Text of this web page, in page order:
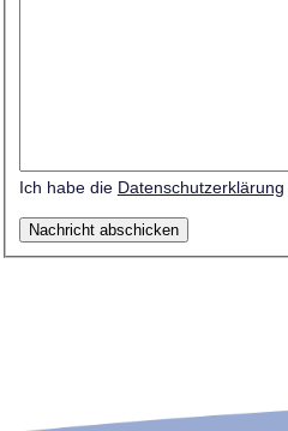
Ich habe die Datenschutzerklärung